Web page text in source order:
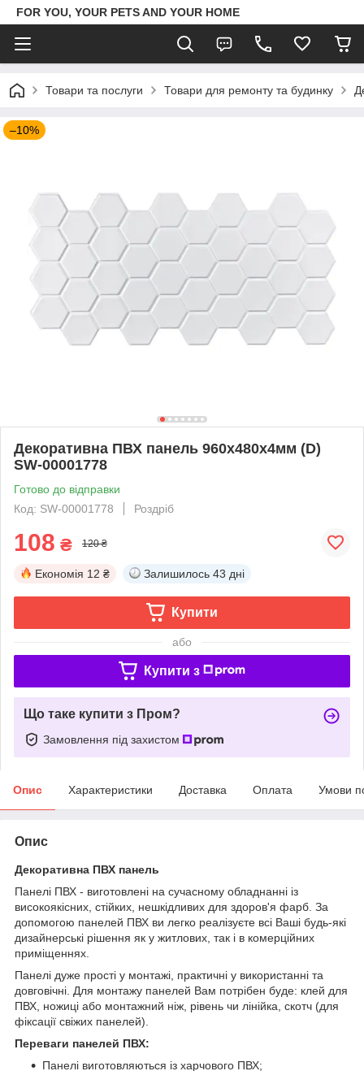
FOR YOU, YOUR PETS AND YOUR HOME
Товари та послуги Товари для ремонту та будинку
–10%
Декоративна ПВХ панель 960х480х4мм (D)
SW-00001778
Готово до відправки
Код: SW-00001778
Роздріб
108 ₴ 120 ₴
Економія 12 ₴ Залишилось 43 дні
Купити
або
Купити з
Що таке купити з Пром?
Замовлення під захистом
Опис Характеристики Доставка Оплата Умови
Опис
Декоративна ПВХ панель
Панелі ПВХ - виготовлені на сучасному обладнанні із
високоякісних, стійких, нешкідливих для здоров'я фарб. За
допомогою панелей ПВХ ви легко реалізуєте всі Ваші будь-які
дизайнерські рішення як у житлових, так і в комерційних
приміщеннях.
Панелі дуже прості у монтажі, практичні у використанні та
довговічні. Для монтажу панелей Вам потрібен буде: клей для
ПВХ, ножиці або монтажний ніж, рівень чи лінійка, скотч (для
фіксації свіжих панелей).
Переваги панелей ПВХ:
Панелі виготовляються із харчового ПВХ;